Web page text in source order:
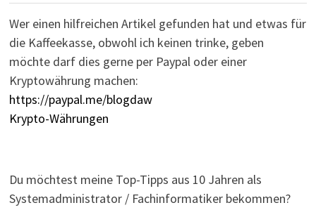
Wer einen hilfreichen Artikel gefunden hat und etwas für
die Kaffeekasse, obwohl ich keinen trinke, geben
möchte darf dies gerne per Paypal oder einer
Kryptowährung machen:
https://paypal.me/blogdaw
Krypto-Währungen
Du möchtest meine Top-Tipps aus 10 Jahren als
Systemadministrator / Fachinformatiker bekommen?